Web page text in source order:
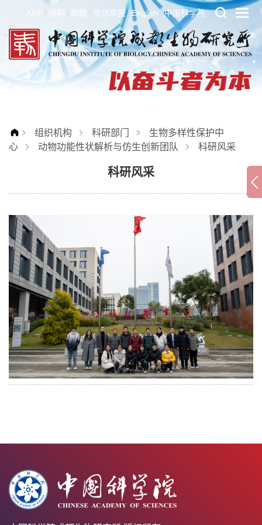
ARP 内网 邮箱 信访举报 English 中国科学院
组织机构 科研部门
生物多样性保护中
心
动物功能性状解析与仿生创新团队 科研风采
科研风采